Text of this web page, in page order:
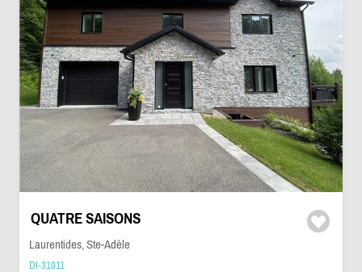
QUATRE SAISONS
Laurentides, Ste-Adèle
DI-31011